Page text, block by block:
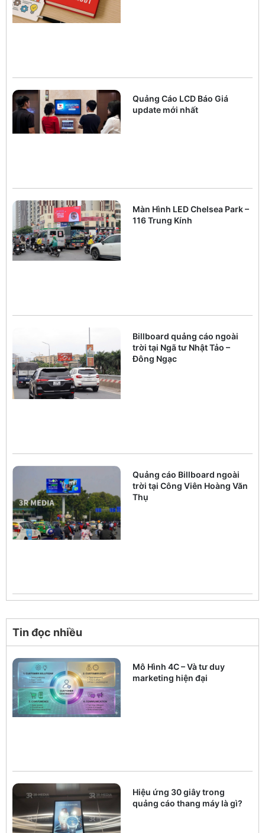
Quảng Cáo LCD Báo Giá
update mới nhất
Màn Hình LED Chelsea Park –
116 Trung Kính
Billboard quảng cáo ngoài
trời tại Ngã tư Nhật Tảo –
Đông Ngạc
Quảng cáo Billboard ngoài
trời tại Công Viên Hoàng Văn
Thụ
Tin đọc nhiều
Mô Hình 4C – Và tư duy
marketing hiện đại
Hiệu ứng 30 giây trong
quảng cáo thang máy là gì?